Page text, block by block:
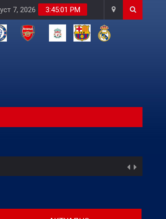
3:45:02 PM
7, 2026